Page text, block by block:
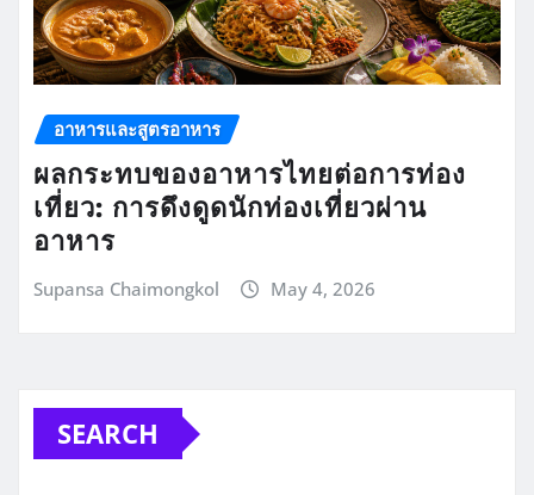
อาหารและสูตรอาหาร
ผลกระทบของอาหารไทยต่อการท่อง
เที่ยว: การดึงดูดนักท่องเที่ยวผ่าน
อาหาร
Supansa Chaimongkol May 4, 2026
SEARCH